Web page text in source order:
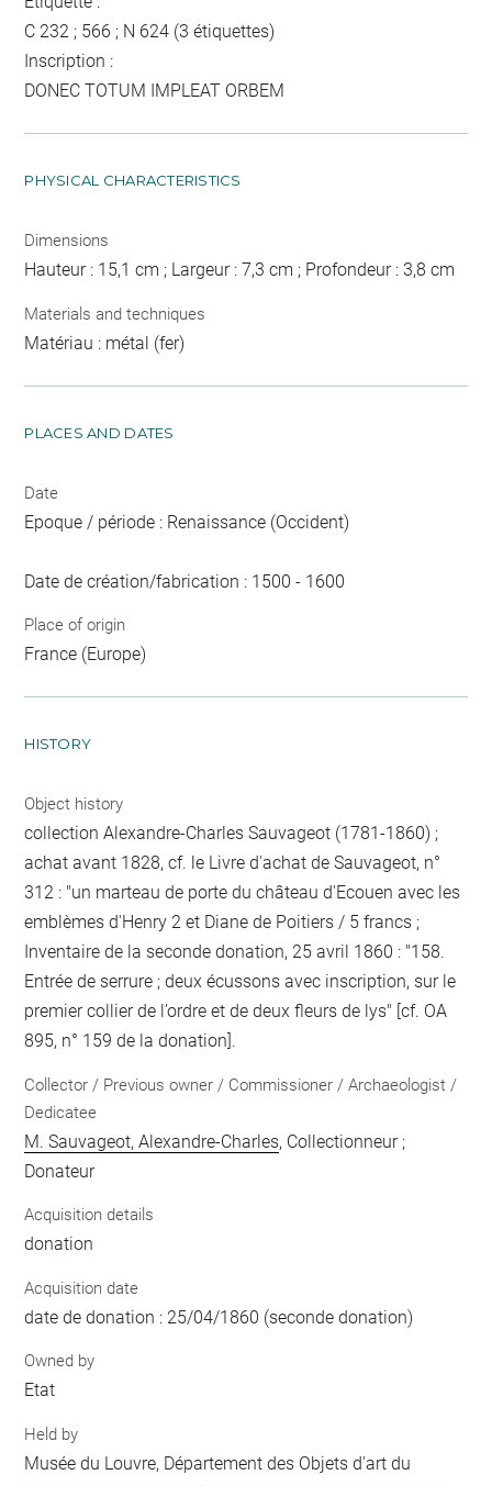
C 232 ; 566 ; N 624 (3 étiquettes)
Inscription :
DONEC TOTUM IMPLEAT ORBEM
PHYSICAL CHARACTERISTICS
Dimensions
Hauteur : 15,1 cm ; Largeur : 7,3 cm ; Profondeur : 3,8 cm
Materials and techniques
Matériau : métal (fer)
PLACES AND DATES
Date
Epoque / période : Renaissance (Occident)
Date de création/fabrication : 1500 - 1600
Place of origin
France (Europe)
HISTORY
Object history
collection Alexandre-Charles Sauvageot (1781-1860) ;
achat avant 1828, cf. le Livre d'achat de Sauvageot, n°
312 : "un marteau de porte du château d'Ecouen avec les
emblèmes d'Henry 2 et Diane de Poitiers / 5 francs ;
Inventaire de la seconde donation, 25 avril 1860 : "158.
Entrée de serrure ; deux écussons avec inscription, sur le
premier collier de l’ordre et de deux fleurs de lys" [cf. OA
895, n° 159 de la donation].
Collector / Previous owner / Commissioner / Archaeologist /
Dedicatee
M. Sauvageot, Alexandre-Charles, Collectionneur ;
Donateur
Acquisition details
donation
Acquisition date
date de donation : 25/04/1860 (seconde donation)
Owned by
Etat
Held by
Musée du Louvre, Département des Objets d'art du